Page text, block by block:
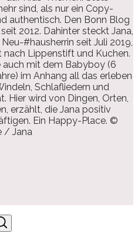
sind, als nur ein Copy-
authentisch. Den Bonn Blog
2012. Dahinter steckt Jana,
#hausherrin seit Juli 2019,
Lippenstift und Kuchen.
mit dem Babyboy (6
im Anhang all das erleben
Schlafliedern und
Hier wird von Dingen, Orten,
erzählt, die Jana positiv
Ein Happy-Place. ©
/ Jana